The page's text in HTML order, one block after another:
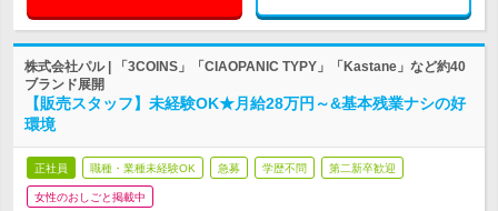
株式会社パル | 「3COINS」「CIAOPANIC TYPY」「Kastane」など約40
ブランド展開
【販売スタッフ】未経験OK★月給28万円～&基本残業ナシの好
環境
正社員 職種・業種未経験OK 急募 学歴不問 第二新卒歓迎
女性のおしごと掲載中